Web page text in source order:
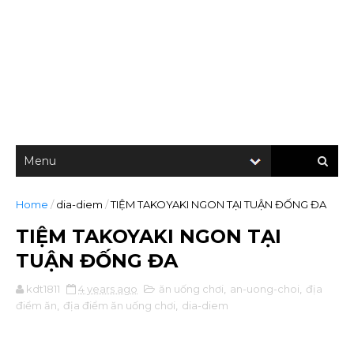
Home / dia-diem /TIỆM TAKOYAKI NGON TẠI TUẬN ĐỐNG ĐA
TIỆM TAKOYAKI NGON TẠI
TUẬN ĐỐNG ĐA
kdt1811 4 years ago ăn uống chơi an-uong-choi
địa
điểm ăn
địa điểm ăn uống chơi dia-diem